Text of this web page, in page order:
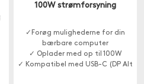
100W strømforsyning
✓Forøg mulighederne for din
bærbare computer
✓ Oplader med op til 100W
✓ Kompatibel med USB-C (DP Alt